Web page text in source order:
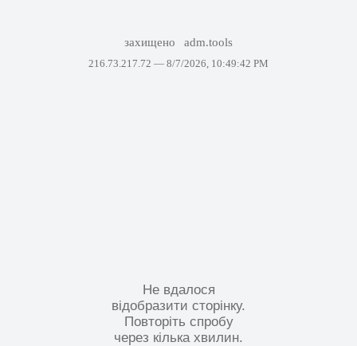
захищено adm.tools
216.73.217.72 — 8/7/2026, 10:49:42 PM
Не вдалося
відобразити сторінку.
Повторіть спробу
через кілька хвилин.